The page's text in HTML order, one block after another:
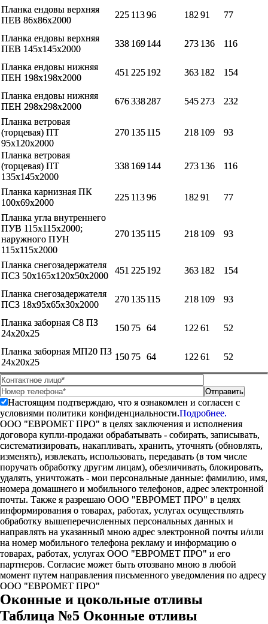
Планка ендовы верхняя
ПЕВ 86х86х2000
225 11396 182 91 77
Планка ендовы верхняя
ПЕВ 145х145х2000
338 169144 273 136 116
Планка ендовы нижняя
ПЕН 198х198х2000
451 225192 363 182 154
Планка ендовы нижняя
ПЕН 298х298х2000
676338287 545273
232
Планка ветровая
(торцевая) ПТ
95х120х2000
270 135115 218 109 93
Планка ветровая
(торцевая) ПТ
135х145х2000
338 169144 273 136 116
Планка карнизная ПК
100х69х2000
225 11396 182 91
77
Планка угла внутреннего
ПУВ 115х115х2000;
наружного ПУН
115х115х2000
270 135115 218 109 93
Планка снегозадержателя
ПСЗ 50х165х120х50х2000
451 225192 363 182 154
Планка снегозадержателя
ПСЗ 18х95х65х30х2000
270 135115 218 109 93
Планка заборная С8 ПЗ
24х20х25
150 75 64 122 61 52
Планка заборная МП20 ПЗ
24х20х25
150 75 64 122 61 52
Настоящим подтверждаю, что я ознакомлен и согласен с
условиями политики конфиденциальности.Подробнее.
ООО "ЕВРОМЕТ ПРО" в целях заключения и исполнения
договора купли-продажи обрабатывать - собирать, записывать,
систематизировать, накапливать, хранить, уточнять (обновлять,
изменять), извлекать, использовать, передавать (в том числе
поручать обработку другим лицам), обезличивать, блокировать,
удалять, уничтожать - мои персональные данные: фамилию, имя,
номера домашнего и мобильного телефонов, адрес электронной
почты. Также я разрешаю ООО "ЕВРОМЕТ ПРО" в целях
информирования о товарах, работах, услугах осуществлять
обработку вышеперечисленных персональных данных и
направлять на указанный мною адрес электронной почты и/или
на номер мобильного телефона рекламу и информацию о
товарах, работах, услугах ООО "ЕВРОМЕТ ПРО" и его
партнеров. Согласие может быть отозвано мною в любой
момент путем направления письменного уведомления по адресу
ООО "ЕВРОМЕТ ПРО"
Оконные и цокольные отливы
Таблица №5 Оконные отливы